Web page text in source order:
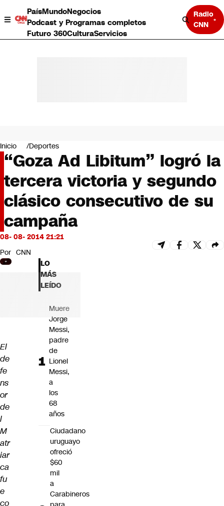
PaísMundoNegocios
Podcast y Programas completos
Futuro 360CulturaServicios
Radio
CNN
Negocios
Deportes
Programas completos
Cultura
Servicios
Bits
CNN tiempo
Futuro 360
Inicio Deportes
“Goza Ad Libitum” logró la
tercera victoria y segundo
clásico consecutivo de su
campaña
08- 08- 2014 21:21
Por CNN
El
de
fe
ns
or
de
l
M
atr
iar
ca
fu
e
co
LO
MÁS
LEÍDO
Muere
Jorge
Messi,
padre
de
Lionel
Messi,
a
los
68
años
Ciudadano
uruguayo
ofreció
$60
mil
a
Carabineros